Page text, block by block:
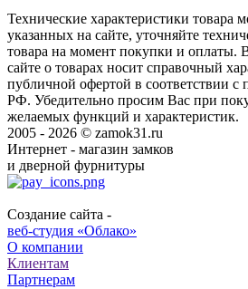
Технические характеристики товара
указанных на сайте, уточняйте
товара на момент покупки и оплаты.
сайте о товарах носит справочный
публичной офертой в соответствии с
РФ. Убедительно просим Вас при
желаемых функций и характеристик.
2005 - 2026 © zamok31.ru
Интернет - магазин замков
и дверной фурнитуры
Создание сайта -
веб-студия «Облако»
О компании
Клиентам
Партнерам